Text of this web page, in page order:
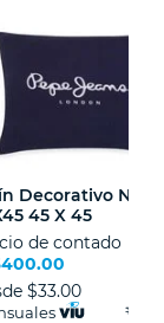
de la
Activos
Decorativo NOEL
45 X 45
de contado
$33.00